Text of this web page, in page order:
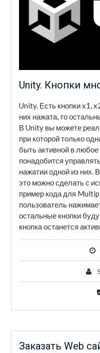
Unity. Кнопки
Unity. Есть кнопки х1,
них нажата, то
В Unity вы можете
при которой только
быть активной в
понадобится
нажатии одной из них.
это можно сделать с
пример кода для
пользователь
остальные кнопки
кнопка останется
Заказать Web